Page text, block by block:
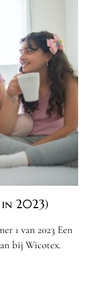
in 2023)
1 van 2023 Een
bij Wicotex.